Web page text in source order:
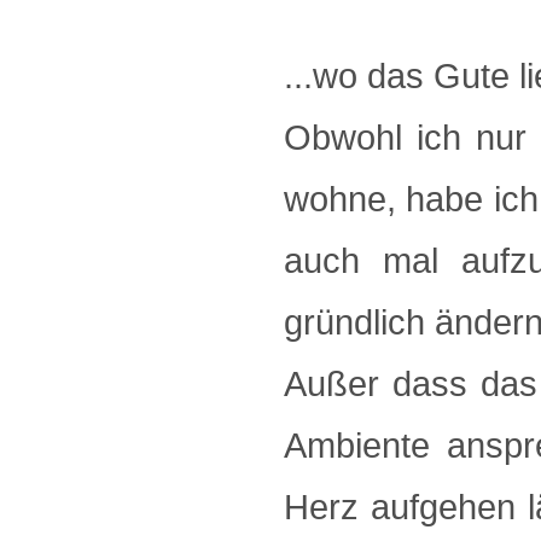
...wo das Gute
Obwohl ich nur
wohne, habe
auch mal
gründlich
Außer dass
Ambiente
Herz aufgehen